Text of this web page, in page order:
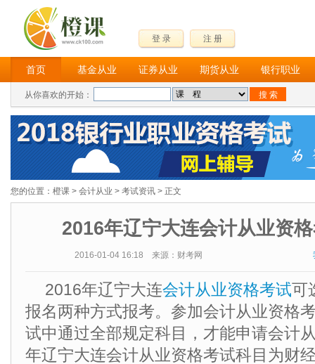
登 录 注 册
首页 基金从业 证券从业 期货从业 银行职业
从你喜欢的开始：
您的位置： 橙课 > 会计从业 > 考试资讯 > 正文
2016年辽宁大连会计从业资
2016-01-04 16:18 来源：财考网
2016年辽宁大连会计从业资格考试可
报名两种方式报考。参加会计从业资格
试中通过全部规定科目，才能申请会计
年辽宁大连会计从业资格考试科目为财